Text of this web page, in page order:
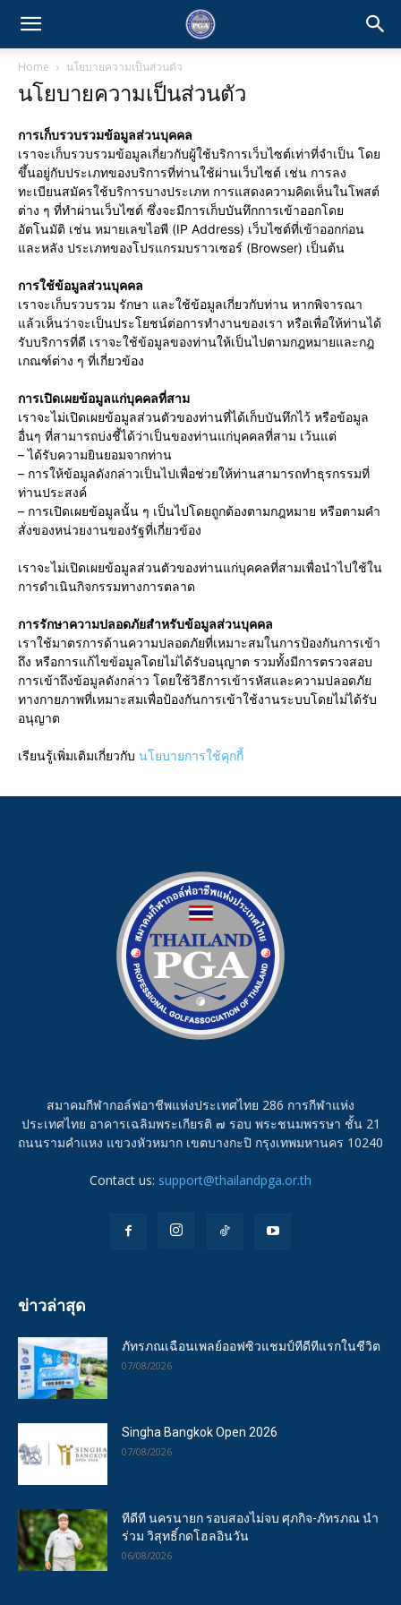
Home นโยบายความเป็นส่วนตัว
นโยบายความเป็นส่วนตัว
การเก็บรวบรวมข้อมูลส่วนบุคคล
เราจะเก็บรวบรวมข้อมูลเกี่ยวกับผู้ใช้บริการเว็บไซต์เท่าที่จำเป็น โดย
ขึ้นอยู่กับประเภทของบริการที่ท่านใช้ผ่านเว็บไซต์ เช่น การลง
ทะเบียนสมัครใช้บริการบางประเภท การแสดงความคิดเห็นในโพสต์
ต่าง ๆ ที่ทำผ่านเว็บไซต์ ซึ่งจะมีการเก็บบันทึกการเข้าออกโดย
อัตโนมัติ เช่น หมายเลขไอพี (IP Address) เว็บไซต์ที่เข้าออกก่อน
และหลัง ประเภทของโปรแกรมบราวเซอร์ (Browser) เป็นต้น
การใช้ข้อมูลส่วนบุคคล
เราจะเก็บรวบรวม รักษา และใช้ข้อมูลเกี่ยวกับท่าน หากพิจารณา
แล้วเห็นว่าจะเป็นประโยชน์ต่อการทำงานของเรา หรือเพื่อให้ท่านได้
รับบริการที่ดี เราจะใช้ข้อมูลของท่านให้เป็นไปตามกฎหมายและกฎ
เกณฑ์ต่าง ๆ ที่เกี่ยวข้อง
การเปิดเผยข้อมูลแก่บุคคลที่สาม
เราจะไม่เปิดเผยข้อมูลส่วนตัวของท่านที่ได้เก็บบันทึกไว้ หรือข้อมูล
อื่นๆ ที่สามารถบ่งชี้ได้ว่าเป็นของท่านแก่บุคคลที่สาม เว้นแต่
– ได้รับความยินยอมจากท่าน
– การให้ข้อมูลดังกล่าวเป็นไปเพื่อช่วยให้ท่านสามารถทำธุรกรรมที่
ท่านประสงค์
– การเปิดเผยข้อมูลนั้น ๆ เป็นไปโดยถูกต้องตามกฎหมาย หรือตามคำ
สั่งของหน่วยงานของรัฐที่เกี่ยวข้อง
เราจะไม่เปิดเผยข้อมูลส่วนตัวของท่านแก่บุคคลที่สามเพื่อนำไปใช้ใน
การดำเนินกิจกรรมทางการตลาด
การรักษาความปลอดภัยสำหรับข้อมูลส่วนบุคคล
เราใช้มาตรการด้านความปลอดภัยที่เหมาะสมในการป้องกันการเข้า
ถึง หรือการแก้ไขข้อมูลโดยไม่ได้รับอนุญาต รวมทั้งมีการตรวจสอบ
การเข้าถึงข้อมูลดังกล่าว โดยใช้วิธีการเข้ารหัสและความปลอดภัย
ทางกายภาพที่เหมาะสมเพื่อป้องกันการเข้าใช้งานระบบโดยไม่ได้รับ
อนุญาต
เรียนรู้เพิ่มเติมเกี่ยวกับ นโยบายการใช้คุกกี้
สมาคมกีฬากอล์ฟอาชีพแห่งประเทศไทย 286 การกีฬาแห่ง
ประเทศไทย อาคารเฉลิมพระเกียรติ ๗ รอบ พระชนมพรรษา ชั้น 21
ถนนรามคำแหง แขวงหัวหมาก เขตบางกะปิ กรุงเทพมหานคร 10240
Contact us: support@thailandpga.or.th
ข่าวล่าสุด
ภัทรภณเฉือนเพลย์ออฟซิวแชมป์ทีดีทีแรกในชีวิต
07/08/2026
Singha Bangkok Open 2026
07/08/2026
ทีดีที นครนายก รอบสองไม่จบ ศุภกิจ-ภัทรภณ นำ
ร่วม วิสุทธิ์กดโฮลอินวัน
06/08/2026